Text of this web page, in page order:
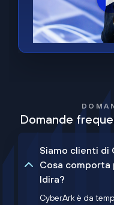
Domande
Siamo clienti di
Cosa comporta
Idira?
CyberArk è da